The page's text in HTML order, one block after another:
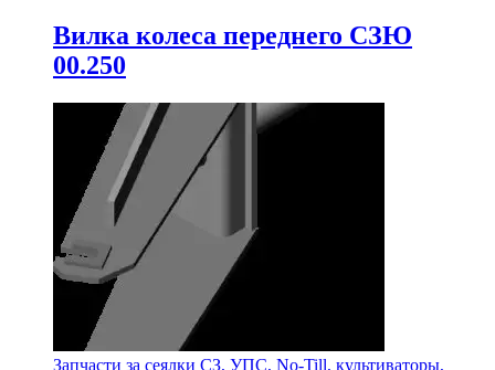
Вилка колеса переднего СЗЮ
00.250
Запчасти за сеялки СЗ, УПС, No-Till, культиваторы,